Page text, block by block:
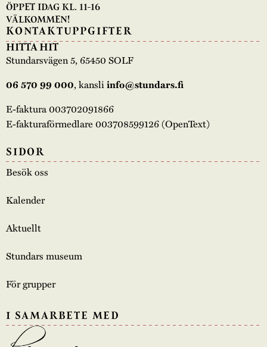
ÖPPET IDAG KL. 11-16
VÄLKOMMEN!
KONTAKTUPPGIFTER
HITTA HIT
Stundarsvägen 5, 65450 SOLF
06 570 99 000, kansliinfo@stundars.fi
E-faktura 003702091866
E-fakturaförmedlare 003708599126 (OpenText)
SIDOR
Besök oss
Kalender
Aktuellt
Stundars museum
För grupper
I SAMARBETE MED